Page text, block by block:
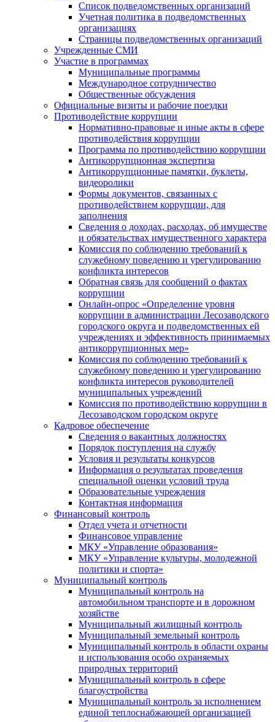
Список подведомственных организаций
Учетная политика в подведомственных
организациях
Страницы подведомственных организаций
Учрежденные СМИ
Участие в программах
Муниципальные программы
Международное сотрудничество
Общественные обсуждения
Официальные визиты и рабочие поездки
Противодействие коррупции
Нормативно-правовые и иные акты в сфере
противодействия коррупции
Программа по противодействию коррупции
Антикоррупционная экспертиза
Антикоррупционные памятки, буклеты,
видеоролики
Формы документов, связанных с
противодействием коррупции, для
заполнения
Сведения о доходах, расходах, об имуществе
и обязательствах имущественного характера
Комиссия по соблюдению требований к
служебному поведению и урегулированию
конфликта интересов
Обратная связь для сообщений о фактах
коррупции
Онлайн-опрос «Определение уровня
коррупции в администрации Лесозаводского
городского округа и подведомственных ей
учреждениях и эффективность принимаемых
антикоррупционных мер»
Комиссия по соблюдению требований к
служебному поведению и урегулированию
конфликта интересов руководителей
муниципальных учреждений
Комиссия по противодействию коррупции в
Лесозаводском городском округе
Кадровое обеспечение
Сведения о вакантных должностях
Порядок поступления на службу
Условия и результаты конкурсов
Информация о результатах проведения
специальной оценки условий труда
Образовательные учреждения
Контактная информация
Финансовый контроль
Отдел учета и отчетности
Финансовое управление
МКУ «Управление образования»
МКУ «Управление культуры, молодежной
политики и спорта»
Муниципальный контроль
Муниципальный контроль на
автомобильном транспорте и в дорожном
хозяйстве
Муниципальный жилищный контроль
Муниципальный земельный контроль
Муниципальный контроль в области охраны
и использования особо охраняемых
природных территорий
Муниципальный контроль в сфере
благоустройства
Муниципальный контроль за исполнением
единой теплоснабжающей организацией